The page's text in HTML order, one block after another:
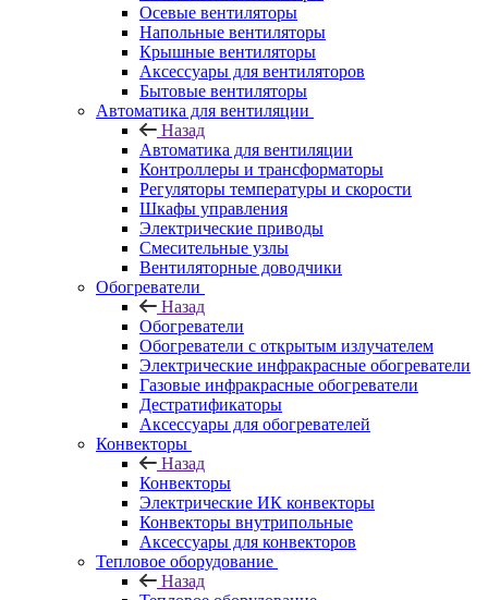
Осевые вентиляторы
Напольные вентиляторы
Крышные вентиляторы
Аксессуары для вентиляторов
Бытовые вентиляторы
Автоматика для вентиляции
Назад
Автоматика для вентиляции
Контроллеры и трансформаторы
Регуляторы температуры и скорости
Шкафы управления
Электрические приводы
Смесительные узлы
Вентиляторные доводчики
Обогреватели
Назад
Обогреватели
Обогреватели с открытым излучателем
Электрические инфракрасные обогреватели
Газовые инфракрасные обогреватели
Дестратификаторы
Аксессуары для обогревателей
Конвекторы
Назад
Конвекторы
Электрические ИК конвекторы
Конвекторы внутрипольные
Аксессуары для конвекторов
Тепловое оборудование
Назад